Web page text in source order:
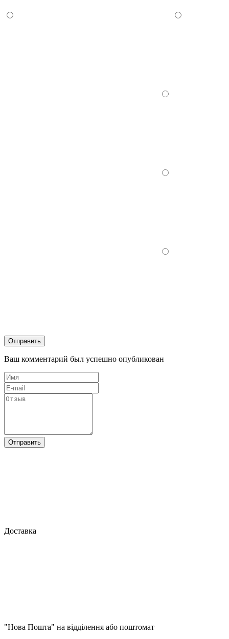
Отправить
Ваш комментарий был успешно опубликован
Отправить
Доставка
"Нова Пошта" на відділення або поштомат